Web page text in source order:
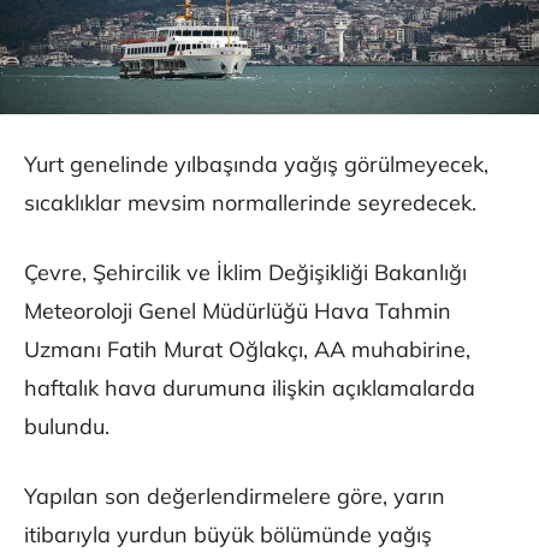
Yurt genelinde yılbaşında yağış görülmeyecek,
sıcaklıklar mevsim normallerinde seyredecek.
Çevre, Şehircilik ve İklim Değişikliği Bakanlığı
Meteoroloji Genel Müdürlüğü Hava Tahmin
Uzmanı Fatih Murat Oğlakçı, AA muhabirine,
haftalık hava durumuna ilişkin açıklamalarda
bulundu.
Yapılan son değerlendirmelere göre, yarın
itibarıyla yurdun büyük bölümünde yağış